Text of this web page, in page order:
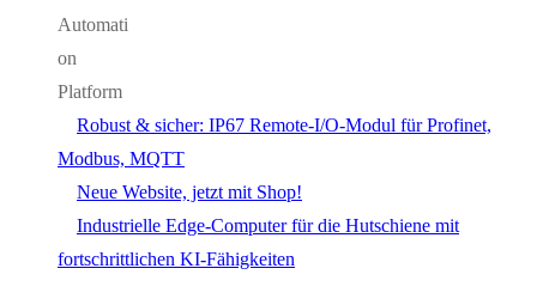
Robust & sicher: IP67 Remote-I/O-Modul für Profinet,
Modbus, MQTT
Neue Website, jetzt mit Shop!
Industrielle Edge-Computer für die Hutschiene mit
fortschrittlichen KI-Fähigkeiten